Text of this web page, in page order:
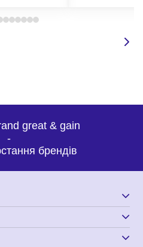
і самі переконаєтесь у
great & gain
-
брендів